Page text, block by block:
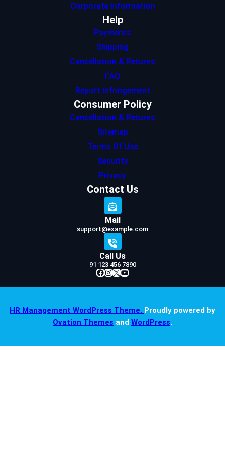
Corporate Information
Help
Payments
Shipping
Cancellation & Returns
FAQ
Report Infringement
Consumer Policy
Cancellation & Returns
Sitemap
Terms Of Use
Security
Privacy
Contact Us
Mail
support@example.com
Call Us
91 123 456 7890
Facebook InstagramX YouTube
HR Management WordPress Theme. Proudly powered by
Ovation Themes and WordPress.